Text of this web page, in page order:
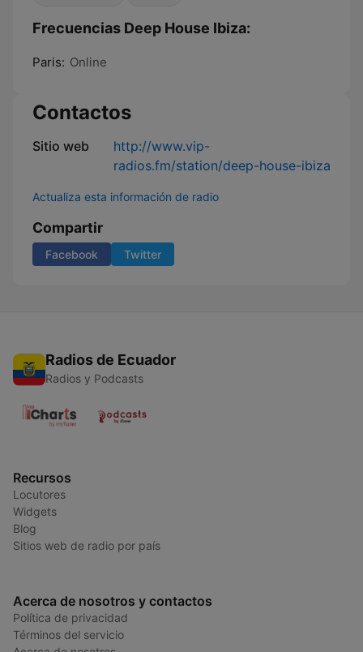
Frecuencias Deep House Ibiza:
Paris: Online
Contactos
Sitio web
http://www.vip-
radios.fm/station/deep-house-ibiza
Actualiza esta información de radio
Compartir
Facebook Twitter
Radios de Ecuador
Radios y Podcasts
Recursos
Locutores
Widgets
Blog
Sitios web de radio por país
Acerca de nosotros y contactos
Política de privacidad
Términos del servicio